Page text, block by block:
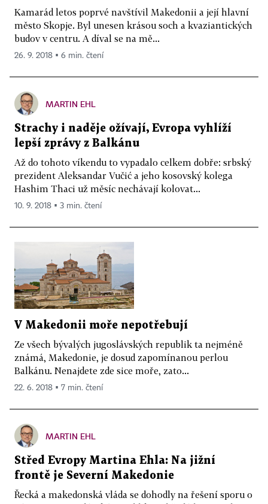
Kamarád letos poprvé navštívil Makedonii a její hlavní
město Skopje. Byl unesen krásou soch a kvaziantických
budov v centru. A díval se na mě...
26. 9. 2018 ▪ 6 min. čtení
MARTIN EHL
Strachy i naděje ožívají, Evropa vyhlíží
lepší zprávy z Balkánu
Až do tohoto víkendu to vypadalo celkem dobře: srbský
prezident Aleksandar Vučić a jeho kosovský kolega
Hashim Thaci už měsíc nechávají kolovat...
10. 9. 2018 ▪ 3 min. čtení
V Makedonii moře nepotřebují
Ze všech bývalých jugoslávských republik ta nejméně
známá, Makedonie, je dosud zapomínanou perlou
Balkánu. Nenajdete zde sice moře, zato...
22. 6. 2018 ▪ 7 min. čtení
MARTIN EHL
Střed Evropy Martina Ehla: Na jižní
frontě je Severní Makedonie
Řecká a makedonská vláda se dohodly na řešení sporu o